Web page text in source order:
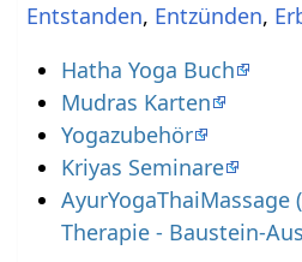
, ,
Hatha Yoga Buch
Mudras Karten
Yogazubehör
Kriyas Seminare
AyurYogaThaiMassage
Therapie - Baustein-